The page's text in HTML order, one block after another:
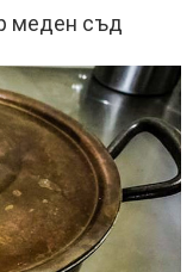
меден съд